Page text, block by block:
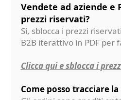
Vendete ad aziende e
prezzi riservati?
Si, sblocca i prezzi
B2B iterattivo in PDF per
Clicca qui e sblocca i
Come posso tracciare